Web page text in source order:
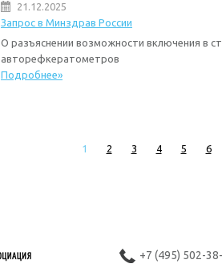
21.12.2025
Запрос в Минздрав России
О разъяснении возможности включения в
авторефкератометров
Подробнее»
1 2 3 4 5 6
+7 (495) 502-